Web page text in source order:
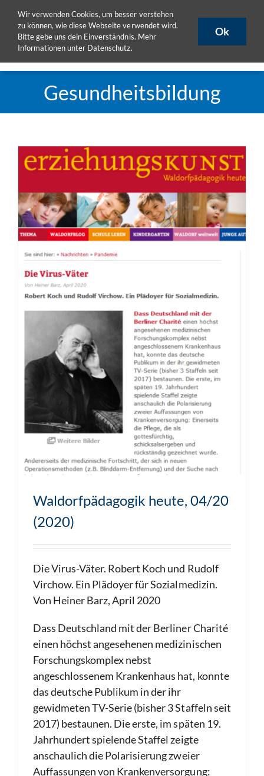
Inhalt
springen
ULB ULB-Katalog HISLSF
Toggle
Aktuelles
Projekte
eLearning
DoktorandInnen
Materialpool
Gesundheitsbildung
Waldorfpädagogik heute, 04/20
(2020)
Die Virus-Väter. Robert Koch und Rudolf
Virchow. Ein Plädoyer für Sozialmedizin.
Von Heiner Barz, April 2020
Dass Deutschland mit der Berliner Charité
einen höchst angesehenen medizinischen
Forschungskomplex nebst
angeschlossenem Krankenhaus hat, konnte
das deutsche Publikum in der ihr
gewidmeten TV-Serie (bisher 3 Staffeln seit
2017) bestaunen. Die erste, im späten 19.
Jahrhundert spielende Staffel zeigte
anschaulich die Polarisierung zweier
Auffassungen von Krankenversorgung:
Wir verwenden Cookies, um besser verstehen
zu können, wie diese Webseite verwendet wird.
Bitte gebe uns dein Einverständnis. Mehr
Informationen unter Datenschutz.
Ok